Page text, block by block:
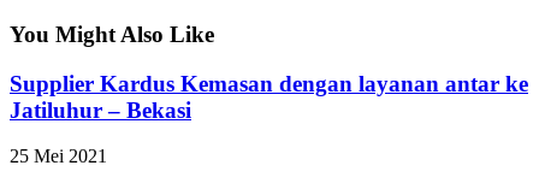
You Might Also Like
Supplier Kardus Kemasan dengan layanan antar ke
Jatiluhur – Bekasi
25 Mei 2021